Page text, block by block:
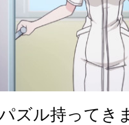
ズル持ってき